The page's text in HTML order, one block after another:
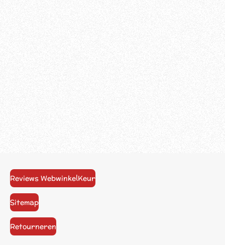
Reviews WebwinkelKeur
Sitemap
Retourneren